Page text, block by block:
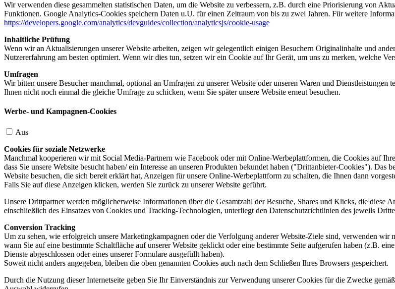
Wir verwenden diese gesammelten statistischen Daten, um die Website zu verbessern, z.B. durch eine Priorisierung von
Funktionen. Google Analytics-Cookies speichern Daten u.U. für einen Zeitraum von bis zu zwei Jahren. Für weitere
https://developers.google.com/analytics/devguides/collection/analyticsjs/cookie-usage
Inhaltliche Prüfung
Wenn wir an Aktualisierungen unserer Website arbeiten, zeigen wir gelegentlich einigen Besuchern Originalinhalte und
Nutzererfahrung am besten optimiert. Wenn wir dies tun, setzen wir ein Cookie auf Ihr Gerät, um uns zu merken, welche
Umfragen
Wir bitten unsere Besucher manchmal, optional an Umfragen zu unserer Website oder unseren Waren und
Ihnen nicht noch einmal die gleiche Umfrage zu schicken, wenn Sie später unsere Website erneut besuchen.
Werbe- und Kampagnen-Cookies
Aus
Cookies für soziale Netzwerke
Manchmal kooperieren wir mit Social Media-Partnern wie Facebook oder mit Online-Werbeplattformen, die Cookies auf
dass Sie unsere Website besucht haben/ ein Interesse an unseren Produkten bekundet haben ("Drittanbieter-Cookies"). Das
Website besuchen, die sich bereit erklärt hat, Anzeigen für unsere Online-Werbeplattform zu schalten, die Ihnen dann
Falls Sie auf diese Anzeigen klicken, werden Sie zurück zu unserer Website geführt.
Unsere Drittpartner werden möglicherweise Informationen über die Gesamtzahl der Besuche, Shares und Klicks, die diese
einschließlich des Einsatzes von Cookies und Tracking-Technologien, unterliegt den Datenschutzrichtlinien des jeweils
Conversion Tracking
Um zu sehen, wie erfolgreich unsere Marketingkampagnen oder die Verfolgung anderer Website-Ziele sind, verwenden
wann Sie auf eine bestimmte Schaltfläche auf unserer Website geklickt oder eine bestimmte Seite aufgerufen haben (z.B.
Dienste abgeschlossen oder eines unserer Formulare ausgefüllt haben).
Soweit nicht anders angegeben, bleiben die oben genannten Cookies auch nach dem Schließen Ihres Browsers gespeichert.
Durch die Nutzung dieser Internetseite geben Sie Ihr Einverständnis zur Verwendung unserer Cookies für die Zwecke